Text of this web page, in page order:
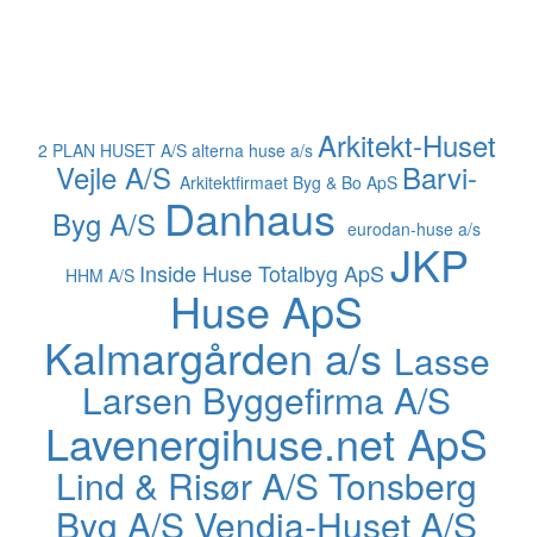
2 PLAN HUSET A/S alterna huse a/s Arkitekt-Huset
Vejle A/S Arkitektfirmaet Byg & Bo ApS Barvi-
Byg A/S Danhaus eurodan-huse a/s
HHM A/S Inside Huse Totalbyg ApS JKP
Huse ApS
Kalmargården a/s Lasse
Larsen Byggefirma A/S
Lavenergihuse.net ApS
Lind & Risør A/S Tonsberg
Byg A/S Vendia-Huset A/S